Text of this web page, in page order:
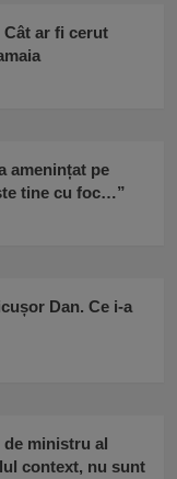
Cât ar fi cerut
amenințat pe
tine cu foc…”
Dan. Ce i-a
ministru al
context, nu sunt